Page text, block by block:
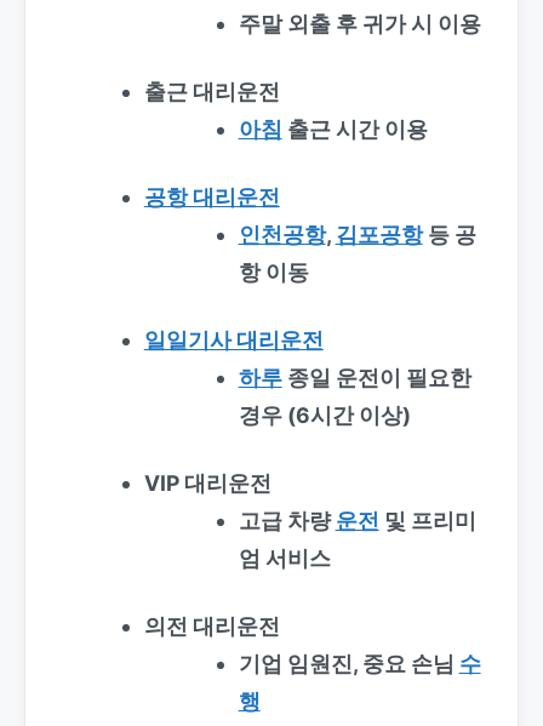
주말 외출 후 귀가 시 이용
출근 대리운전
아침 출근 시간 이용
공항 대리운전
인천공항, 김포공항등 공
항 이동
일일기사 대리운전
하루종일 운전이 필요한
경우 (6시간 이상)
VIP 대리운전
고급 차량운전 및 프리미
엄 서비스
의전 대리운전
기업 임원진, 중요 손님 수
행